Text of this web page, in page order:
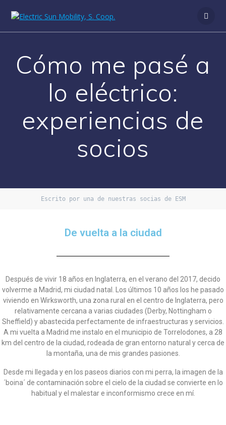
Cómo me pasé a
lo eléctrico:
experiencias de
socios
Escrito por una de nuestras socias de ESM
De vuelta a la ciudad
Después de vivir 18 años en Inglaterra, en el verano del 2017, decido
volverme a Madrid, mi ciudad natal. Los últimos 10 años los he pasado
viviendo en Wirksworth, una zona rural en el centro de Inglaterra, pero
relativamente cercana a varias ciudades (Derby, Nottingham o
Sheffield) y abastecida perfectamente de infraestructuras y servicios.
A mi vuelta a Madrid me instalo en el municipio de Torrelodones, a 28
km del centro de la ciudad, rodeada de gran entorno natural y cerca de
la montaña, una de mis grandes pasiones.
Desde mi llegada y en los paseos diarios con mi perra, la imagen de la
´boina´ de contaminación sobre el cielo de la ciudad se convierte en lo
habitual y el malestar e inconformismo crece en mí.